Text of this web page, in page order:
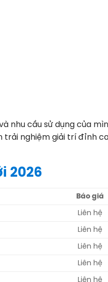
nhu cầu sử dụng của
nghiệm giải trí đỉnh
2026
Báo giá
Liên hệ
Liên hệ
Liên hệ
Liên hệ
Liên hệ